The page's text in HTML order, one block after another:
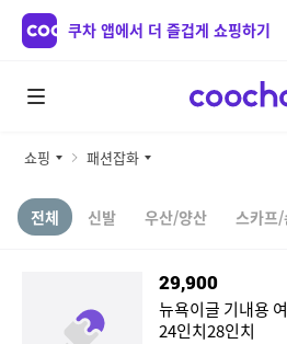
쿠차 앱에서 더 즐겁게 쇼핑하기
쇼핑 패션잡화
전체 신발 우산/양산 스카프/
29,900
뉴욕이글 기내용
24인치28인치